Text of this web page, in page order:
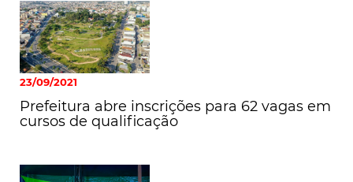
23/09/2021
Prefeitura abre inscrições para 62 vagas em
cursos de qualificação